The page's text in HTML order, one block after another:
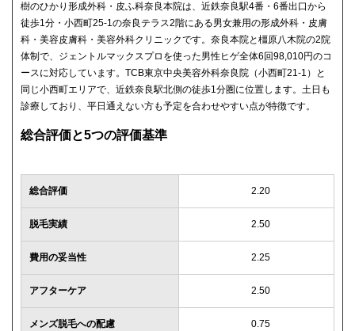
樹のひかり形成外科・皮ふ科奈良本院は、近鉄奈良駅4番・6番出口から
徒歩1分・小西町25-1の奈良テラス2階にある男女兼用の形成外科・皮膚
科・美容皮膚科・美容外科クリニックです。奈良本院と橿原八木院の2院
体制で、ジェントルマックスプロを使った男性ヒゲ全体6回98,010円のコ
ースに対応しています。TCB東京中央美容外科奈良院（小西町21-1）と
同じ小西町エリアで、近鉄奈良駅北側の徒歩1分圏に位置します。土日も
診療しており、平日通えない方も予定を合わせやすい点が特徴です。
総合評価と5つの評価基準
総合評価 2.20
脱毛実績 2.50
費用の妥当性 2.25
アフターケア 2.50
メンズ脱毛への配慮 0.75